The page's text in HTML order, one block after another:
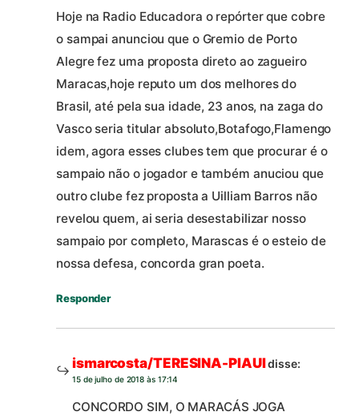
Hoje na Radio Educadora o repórter que cobre
o sampai anunciou que o Gremio de Porto
Alegre fez uma proposta direto ao zagueiro
Maracas,hoje reputo um dos melhores do
Brasil, até pela sua idade, 23 anos, na zaga do
Vasco seria titular absoluto,Botafogo,Flamengo
idem, agora esses clubes tem que procurar é o
sampaio não o jogador e também anuciou que
outro clube fez proposta a Uilliam Barros não
revelou quem, ai seria desestabilizar nosso
sampaio por completo, Marascas é o esteio de
nossa defesa, concorda gran poeta.
Responder
ismarcosta/TERESINA-PIAUIdisse:
15 de julho de 2018 às 17:14
CONCORDO SIM, O MARACÁS JOGA